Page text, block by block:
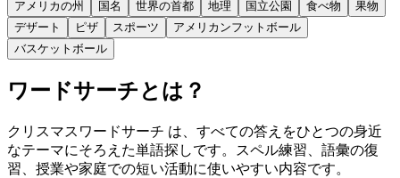
アメリカの州 国名 世界の首都 地理 国立公園 食べ物
果物
デザート
ピザ スポーツ
アメリカンフットボール
バスケットボール
ワードサーチとは？
クリスマスワードサーチ は、すべての答えをひとつの身近
なテーマにそろえた単語探しです。スペル練習、語彙の復
習、授業や家庭での短い活動に使いやすい内容です。